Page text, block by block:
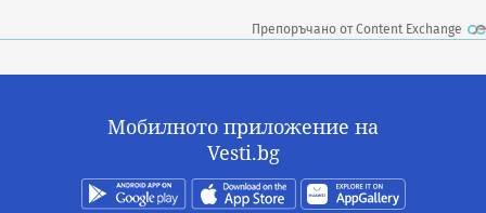
Препоръчано от Content Exchange
Мобилното приложение на
Vesti.bg